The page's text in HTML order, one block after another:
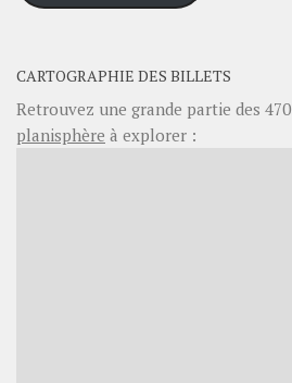
CARTOGRAPHIE DES BILLETS
Retrouvez une grande partie des 470
planisphère à explorer :